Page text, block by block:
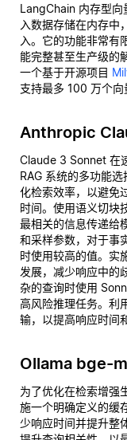
LangChain 内存型向
入数据存储在内存中
入。它的功能非常有
能完整甚至生产级的
一个基于开源项目
支持最多 100 万个
Anthropic
Claude 3 Sonnet 在
RAG 系统的多功能
化检索效率，以避免
时间。使用语义切块
最相关的信息传递给
和采样参数，对于事
时使用较高的值。实
发展，减少响应中的
杂的查询时使用
高风险推理任务。利
输，以提高响应时间
Ollama bge-
为了优化在检索增强
施一个明确定义的缓
少响应时间并提升整